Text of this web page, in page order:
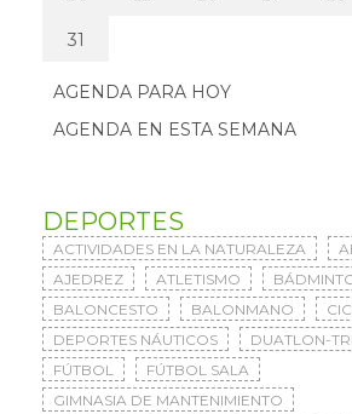
31
AGENDA PARA HOY
AGENDA EN ESTA SEMANA
DEPORTES
ACTIVIDADES EN LA NATURALEZA
AJEDREZ
ATLETISMO
BALONCESTO
BALONMANO
DEPORTES NÁUTICOS
DUATLON-
FÚTBOL
FÚTBOL SALA
GIMNASIA DE MANTENIMIENTO